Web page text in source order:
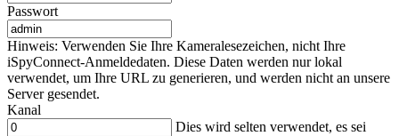
Passwort
Hinweis: Verwenden Sie Ihre Kameralesezeichen, nicht Ihre
iSpyConnect-Anmeldedaten. Diese Daten werden nur lokal
verwendet, um Ihre URL zu generieren, und werden nicht an unsere
Server gesendet.
Kanal
Dies wird selten verwendet, es sei